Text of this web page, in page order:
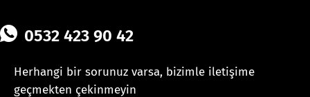
0532 423 90 42
Herhangi bir sorunuz varsa, bizimle iletişime
geçmekten çekinmeyin